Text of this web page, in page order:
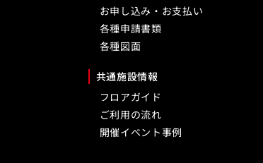
お申し込み・お支払い
各種申請書類
各種図面
共通施設情報
フロアガイド
ご利用の流れ
開催イベント事例